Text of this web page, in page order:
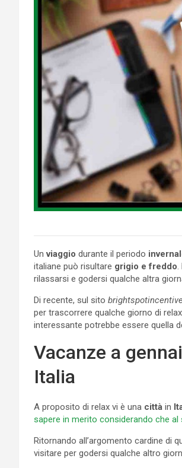
Unviaggio durante il periodo
italiane può risultare grigio e freddo.
rilassarsi e godersi qualche altra
Di recente, sul sito
per trascorrere qualche giorno di
interessante potrebbe essere quella
Vacanze a
Italia
A proposito di relax vi è una città in
sapere in merito considerando che
Ritornando all’argomento cardine di
visitare per godersi qualche altro